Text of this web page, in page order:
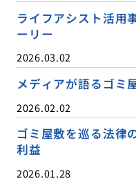
ライフアシスト活用
ーリー
2026.03.02
メディアが語るゴミ
2026.02.02
ゴミ屋敷を巡る法律
利益
2026.01.28